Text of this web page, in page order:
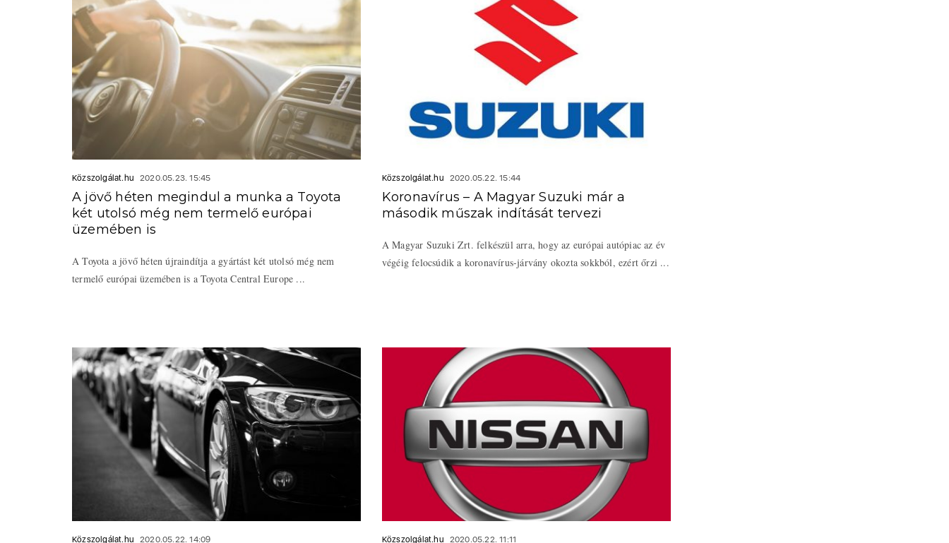
Közszolgálat.hu 2020.05.23. 15:45
A jövő héten megindul a munka a Toyota
két utolsó még nem termelő európai
üzemében is
A Toyota a jövő héten újraindítja a gyártást két utolsó még nem
termelő európai üzemében is a Toyota Central Europe ...
Közszolgálat.hu 2020.05.22. 15:44
Koronavírus – A Magyar Suzuki már a
második műszak indítását tervezi
A Magyar Suzuki Zrt. felkészül arra, hogy az európai autópiac az év
végéig felocsúdik a koronavírus-járvány okozta sokkból, ezért őrzi ...
Közszolgálat.hu 2020.05.22. 14:09 Közszolgálat.hu 2020.05.22. 11:11